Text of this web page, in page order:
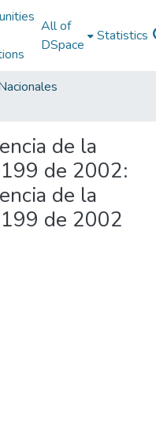
All of
DSpace
Statistics
de la
de 2002:
de la
de 2002